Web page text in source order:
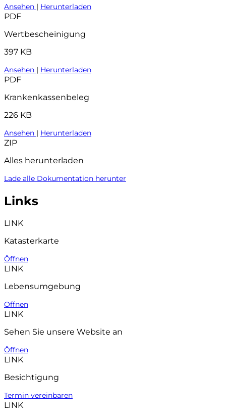
Ansehen | Herunterladen
PDF
Wertbescheinigung
397 KB
Ansehen | Herunterladen
PDF
Krankenkassenbeleg
226 KB
Ansehen | Herunterladen
ZIP
Alles herunterladen
Lade alle Dokumentation herunter
Links
LINK
Katasterkarte
Öffnen
LINK
Lebensumgebung
Öffnen
LINK
Sehen Sie unsere Website an
Öffnen
LINK
Besichtigung
Termin vereinbaren
LINK